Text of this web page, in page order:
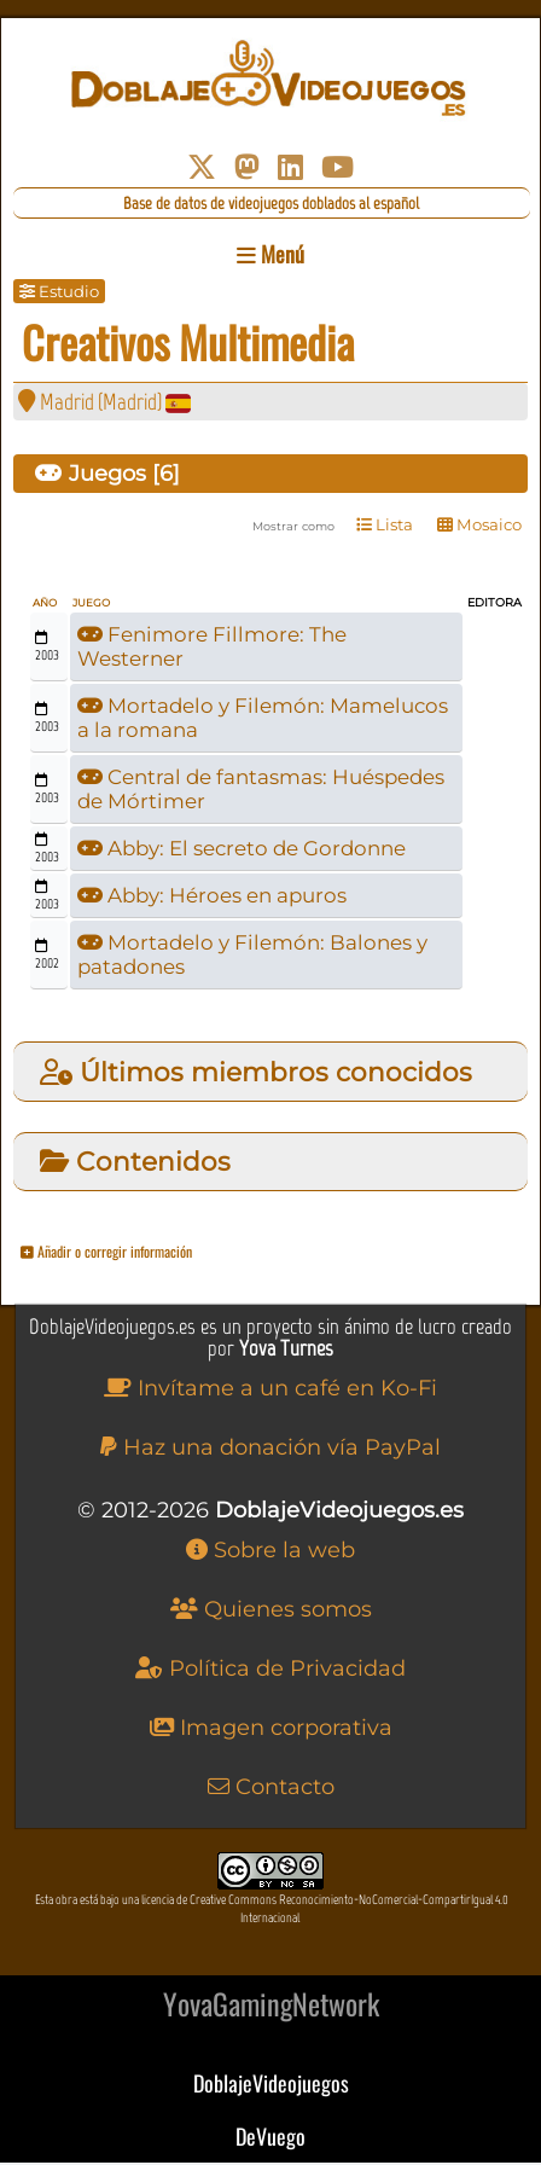
Base de datos de videojuegos doblados al español
Menú
Estudio
Creativos Multimedia
Madrid (Madrid)
Juegos [6]
Mostrar como Lista Mosaico
AÑO JUEGO EDITORA
2003
Fenimore Fillmore: The
Westerner
2003
Mortadelo y Filemón: Mamelucos
a la romana
2003
Central de fantasmas: Huéspedes
de Mórtimer
2003 Abby: El secreto de Gordonne
2003 Abby: Héroes en apuros
2002
Mortadelo y Filemón: Balones y
patadones
Últimos miembros conocidos
Contenidos
Añadir o corregir información
DoblajeVideojuegos.es es un proyecto sin ánimo de lucro creado
porYova Turnes
Invítame a un café en Ko-Fi
Haz una donación vía PayPal
© 2012-2026 DoblajeVideojuegos.es
Sobre la web
Quienes somos
Política de Privacidad
Imagen corporativa
Contacto
Esta obra está bajo una licencia de Creative Commons Reconocimiento-NoComercial-CompartirIgual 4.0
Internacional
YovaGamingNetwork
DoblajeVideojuegos
DeVuego